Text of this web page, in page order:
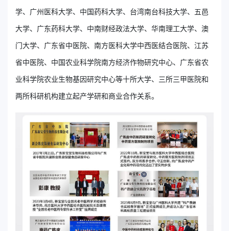
学、广州医科大学、中国药科大学、台湾南台科技大学、五邑
大学、广东药科大学、中南财经政法大学、华南理工大学、澳
门大学、广东省中医院、南方医科大学中西医结合医院、江苏
省中医院、中国农业科学院南方经济作物研究中心、广东省农
业科学院农业生物基因研究中心等十所大学、三所三甲医院和
两所科研机构建立起产学研和商业合作关系。